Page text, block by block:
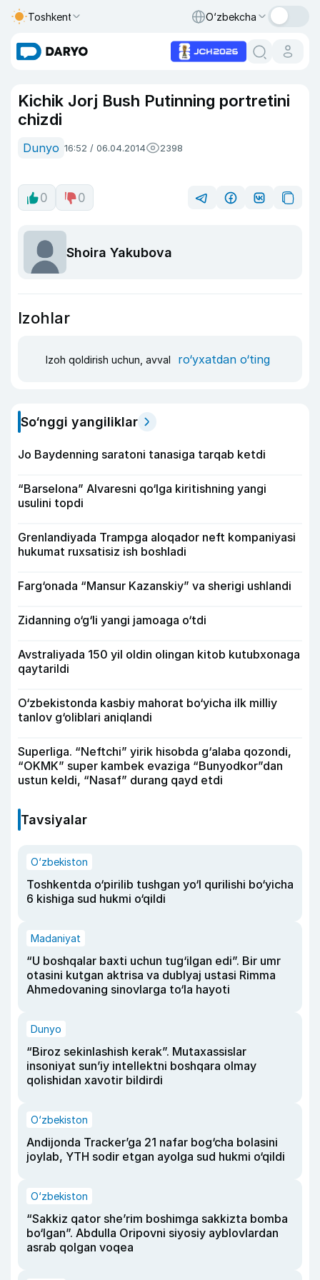
Toshkent O‘zbekcha
Kichik Jorj Bush Putinning portretini
chizdi
Dunyo 16:52 / 06.04.2014 2398
0 0
Shoira Yakubova
Izohlar
Izoh qoldirish uchun, avval ro‘yxatdan o‘ting
So‘nggi yangiliklar
Jo Baydenning saratoni tanasiga tarqab ketdi
“Barselona” Alvaresni qo‘lga kiritishning yangi
usulini topdi
Grenlandiyada Trampga aloqador neft kompaniyasi
hukumat ruxsatisiz ish boshladi
Farg‘onada “Mansur Kazanskiy” va sherigi ushlandi
Zidanning o‘g‘li yangi jamoaga o‘tdi
Avstraliyada 150 yil oldin olingan kitob kutubxonaga
qaytarildi
O‘zbekistonda kasbiy mahorat bo‘yicha ilk milliy
tanlov g‘oliblari aniqlandi
Superliga. “Neftchi” yirik hisobda g‘alaba qozondi,
“OKMK” super kambek evaziga “Bunyodkor”dan
ustun keldi, “Nasaf” durang qayd etdi
Tavsiyalar
O‘zbekiston
Toshkentda o‘pirilib tushgan yo‘l qurilishi bo‘yicha
6 kishiga sud hukmi o‘qildi
Madaniyat
“U boshqalar baxti uchun tug‘ilgan edi”. Bir umr
otasini kutgan aktrisa va dublyaj ustasi Rimma
Ahmedovaning sinovlarga to‘la hayoti
Dunyo
“Biroz sekinlashish kerak”. Mutaxassislar
insoniyat sun’iy intellektni boshqara olmay
qolishidan xavotir bildirdi
O‘zbekiston
Andijonda Tracker’ga 21 nafar bog‘cha bolasini
joylab, YTH sodir etgan ayolga sud hukmi o‘qildi
O‘zbekiston
“Sakkiz qator she’rim boshimga sakkizta bomba
bo‘lgan”. Abdulla Oripovni siyosiy ayblovlardan
asrab qolgan voqea